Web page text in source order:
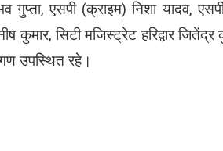
गुप्ता, एसपी (क्राइम) निशा यादव,
कुमार, सिटी मजिस्ट्रेट हरिद्वार
उपस्थित रहे।